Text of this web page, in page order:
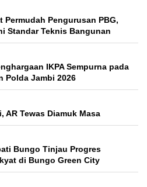
Permudah Pengurusan PBG,
Standar Teknis Bangunan
IKPA Sempurna pada
Polda Jambi 2026
AR Tewas Diamuk Masa
Bungo Tinjau Progres
di Bungo Green City